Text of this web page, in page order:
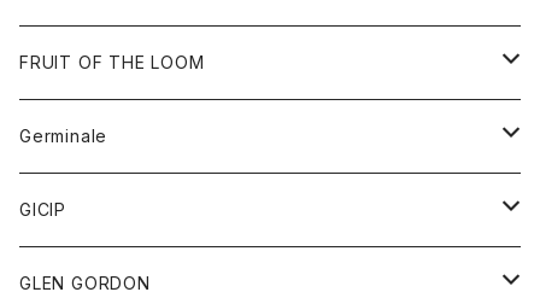
Tシャツ
ボトム
バッグ
サングラス
FRUIT OF THE LOOM
アウター
パーカー
グッズ
ネクタイ
トップス
Germinale
靴
サンダル
GICIP
トップス
GLEN GORDON